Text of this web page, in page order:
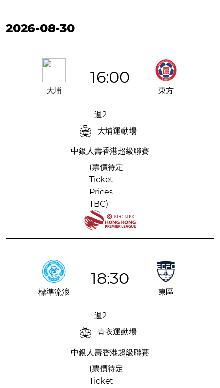
2026-08-30
16:00
大埔 東方
週2
大埔運動場
中銀人壽香港超級聯賽
(票價待定
Ticket
Prices
TBC)
18:30
標準流浪 東區
週2
青衣運動場
中銀人壽香港超級聯賽
(票價待定
Ticket